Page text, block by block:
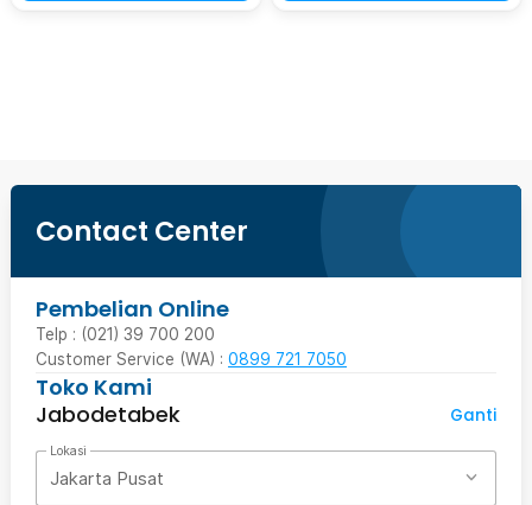
Contact Center
Pembelian Online
Telp : (021) 39 700 200
Customer Service (WA) : 0899 721 7050
Toko Kami
Jabodetabek
Ganti
Lokasi
Jakarta Pusat